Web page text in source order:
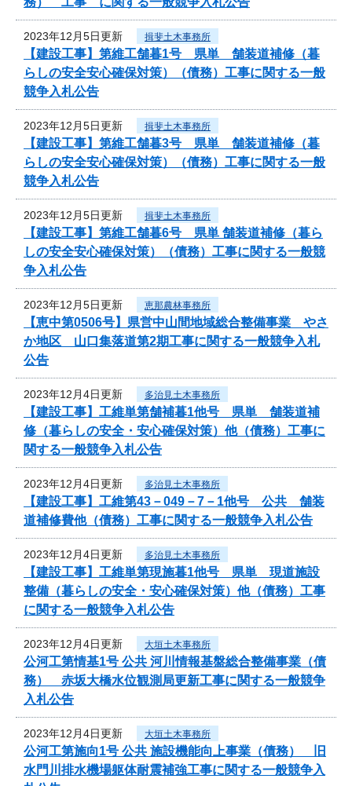
2023年12月5日更新 揖斐土木事務所
【建設工事】第維工舗暮1号 県単 舗装道補修（暮
らしの安全安心確保対策）（債務）工事に関する一般
競争入札公告
2023年12月5日更新 揖斐土木事務所
【建設工事】第維工舗暮3号 県単 舗装道補修（暮
らしの安全安心確保対策）（債務）工事に関する一般
競争入札公告
2023年12月5日更新 揖斐土木事務所
【建設工事】第維工舗暮6号 県単 舗装道補修（暮ら
しの安全安心確保対策）（債務）工事に関する一般競
争入札公告
2023年12月5日更新 恵那農林事務所
【恵中第0506号】県営中山間地域総合整備事業 やさ
か地区 山口集落道第2期工事に関する一般競争入札
公告
2023年12月4日更新 多治見土木事務所
【建設工事】工維単第舗補暮1他号 県単 舗装道補
修（暮らしの安全・安心確保対策）他（債務）工事に
関する一般競争入札公告
2023年12月4日更新 多治見土木事務所
【建設工事】工維第43－049－7－1他号 公共 舗装
道補修費他（債務）工事に関する一般競争入札公告
2023年12月4日更新 多治見土木事務所
【建設工事】工維単第現施暮1他号 県単 現道施設
整備（暮らしの安全・安心確保対策）他（債務）工事
に関する一般競争入札公告
2023年12月4日更新 大垣土木事務所
公河工第情基1号 公共 河川情報基盤総合整備事業（債
務） 赤坂大橋水位観測局更新工事に関する一般競争
入札公告
2023年12月4日更新 大垣土木事務所
公河工第施向1号 公共 施設機能向上事業（債務） 旧
水門川排水機場躯体耐震補強工事に関する一般競争入